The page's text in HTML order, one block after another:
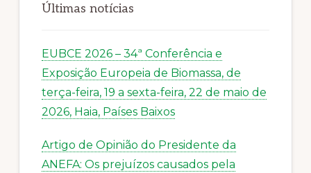
Últimas notícias
EUBCE 2026 – 34ª Conferência e
Exposição Europeia de Biomassa, de
terça-feira, 19 a sexta-feira, 22 de maio de
2026, Haia, Países Baixos
Artigo de Opinião do Presidente da
ANEFA: Os prejuízos causados pela